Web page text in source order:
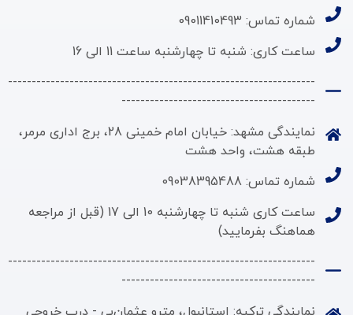
شماره تماس: 09011410493
ساعت کاری: شنبه تا چهارشنبه ساعت 11 الی 16
-----------------------------------------------------------------
-----------------------------------------
نمایندگی مشهد: خیابان امام خمینی 28، برج اداری مرمر،
طبقه هشت، واحد هشت
شماره تماس: 09038395488
ساعت کاری شنبه تا چهارشنبه 10 الی 17 (قبل از مراجعه
هماهنگ بفرمایید)
-----------------------------------------------------------------
-----------------------------------------